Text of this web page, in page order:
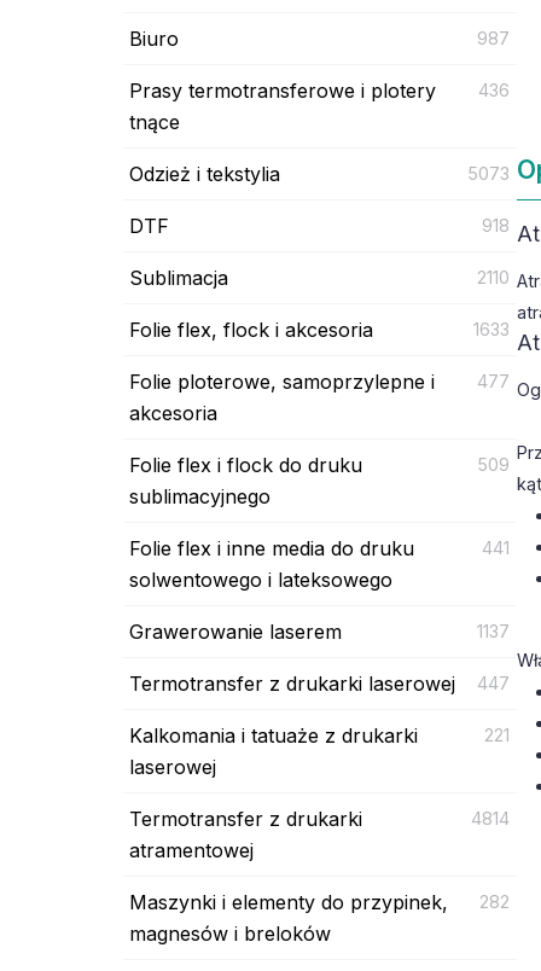
Biuro 987
Prasy termotransferowe i plotery
tnące
436
Odzież i tekstylia 5073
DTF 918
Sublimacja 2110
Folie flex, flock i akcesoria 1633
Folie ploterowe, samoprzylepne i
akcesoria
477
Folie flex i flock do druku
sublimacyjnego
509
Folie flex i inne media do druku
solwentowego i lateksowego
441
Grawerowanie laserem 1137
Termotransfer z drukarki laserowej 447
Kalkomania i tatuaże z drukarki
laserowej
221
Termotransfer z drukarki
atramentowej
4814
Maszynki i elementy do przypinek,
magnesów i breloków
282